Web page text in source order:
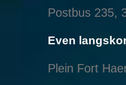
Postbus 235,
Even
Plein Fort